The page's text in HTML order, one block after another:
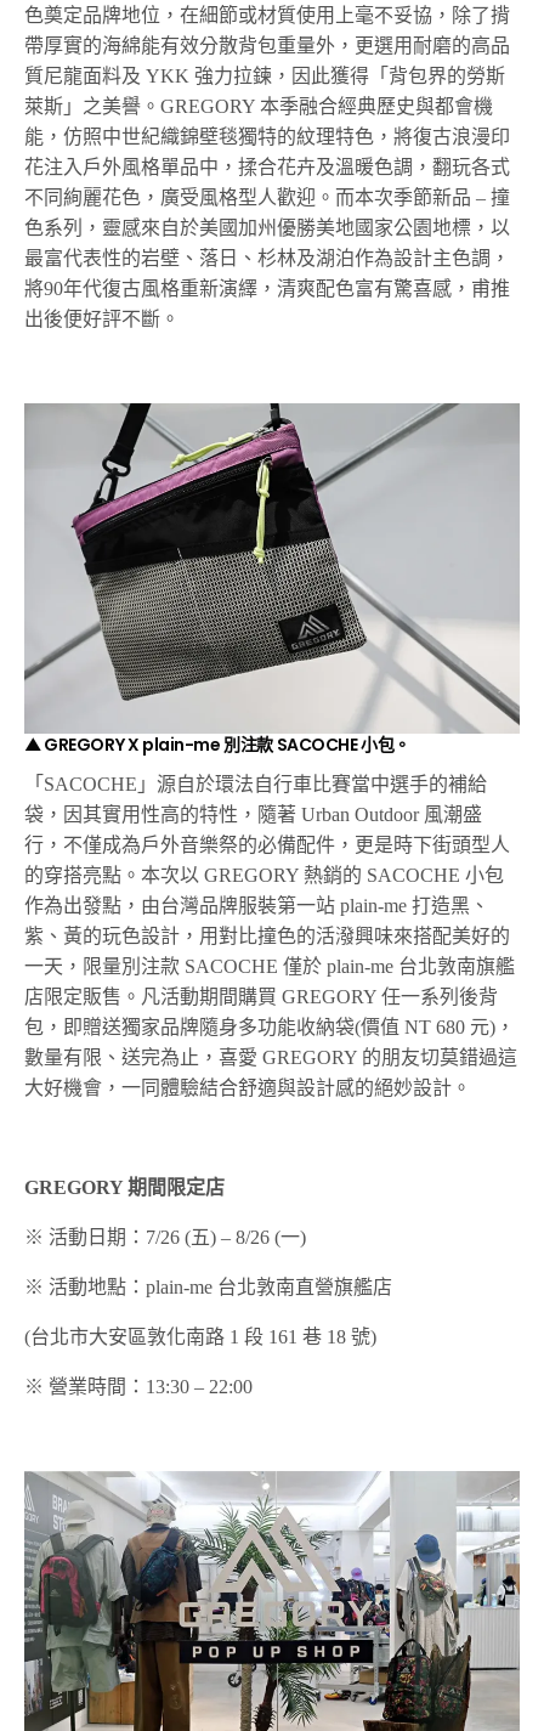
色奠定品牌地位，在細節或材質使用上毫不妥協，除了揹
帶厚實的海綿能有效分散背包重量外，更選用耐磨的高品
質尼龍面料及 YKK 強力拉鍊，因此獲得「背包界的勞斯
萊斯」之美譽。GREGORY 本季融合經典歷史與都會機
能，仿照中世紀織錦壁毯獨特的紋理特色，將復古浪漫印
花注入戶外風格單品中，揉合花卉及溫暖色調，翻玩各式
不同絢麗花色，廣受風格型人歡迎。而本次季節新品 – 撞
色系列，靈感來自於美國加州優勝美地國家公園地標，以
最富代表性的岩壁、落日、杉林及湖泊作為設計主色調，
將90年代復古風格重新演繹，清爽配色富有驚喜感，甫推
出後便好評不斷。
▲ GREGORY X plain-me 別注款 SACOCHE 小包。
「SACOCHE」源自於環法自行車比賽當中選手的補給
袋，因其實用性高的特性，隨著 Urban Outdoor 風潮盛
行，不僅成為戶外音樂祭的必備配件，更是時下街頭型人
的穿搭亮點。本次以 GREGORY 熱銷的 SACOCHE 小包
作為出發點，由台灣品牌服裝第一站 plain-me 打造黑、
紫、黃的玩色設計，用對比撞色的活潑興味來搭配美好的
一天，限量別注款 SACOCHE 僅於 plain-me 台北敦南旗艦
店限定販售。凡活動期間購買 GREGORY 任一系列後背
包，即贈送獨家品牌隨身多功能收納袋(價值 NT 680 元)，
數量有限、送完為止，喜愛 GREGORY 的朋友切莫錯過這
大好機會，一同體驗結合舒適與設計感的絕妙設計。
GREGORY 期間限定店
※ 活動日期：7/26 (五) – 8/26 (一)
※ 活動地點：plain-me 台北敦南直營旗艦店
(台北市大安區敦化南路 1 段 161 巷 18 號)
※ 營業時間：13:30 – 22:00